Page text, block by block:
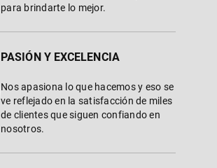
para brindarte lo mejor.
PASIÓN Y EXCELENCIA
Nos apasiona lo que hacemos y eso se
ve reflejado en la satisfacción de miles
de clientes que siguen confiando en
nosotros.